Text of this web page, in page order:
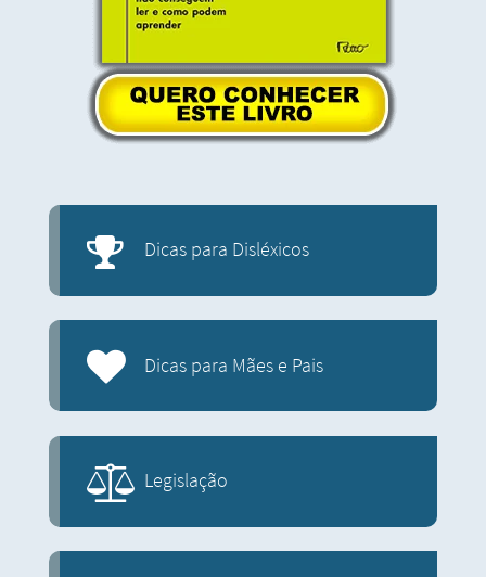
Dicas para Disléxicos
Dicas para Mães e Pais
Legislação